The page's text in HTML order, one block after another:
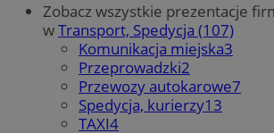
Zobacz wszystkie prezentacje
wTransport, Spedycja (107)
Komunikacja miejska3
Przeprowadzki2
Przewozy autokarowe7
Spedycja, kurierzy13
TAXI4